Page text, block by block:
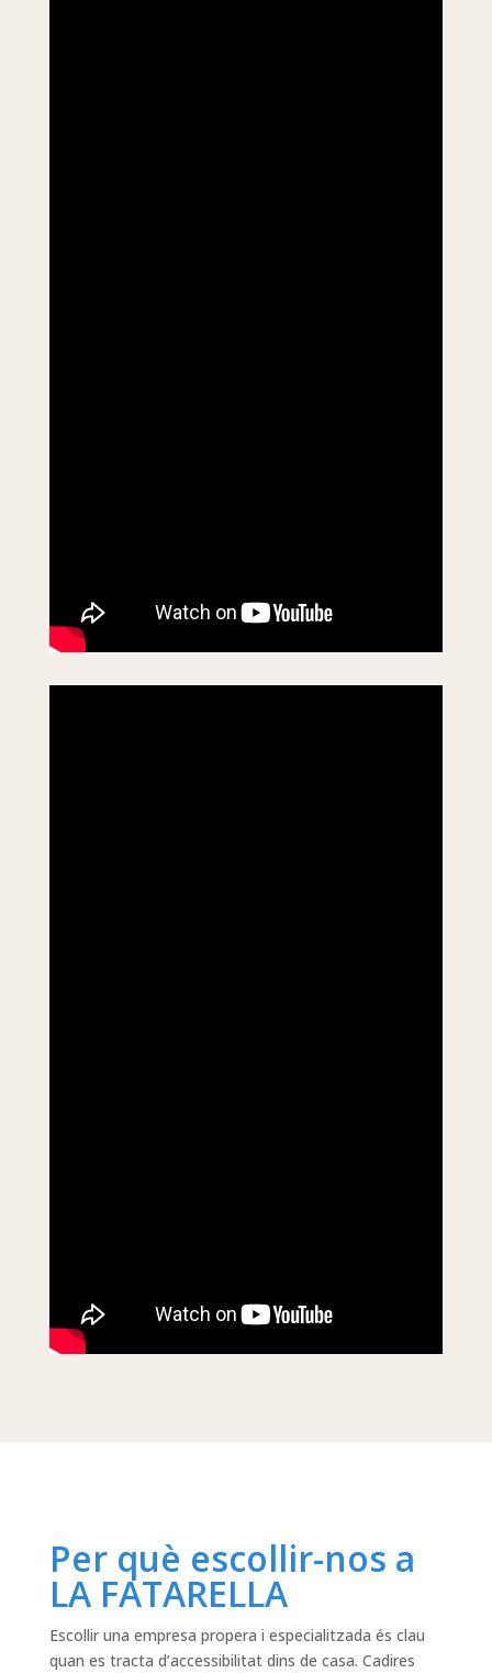
Per què escollir-nos a
LA FATARELLA
Escollir una empresa propera i especialitzada és clau
quan es tracta d’accessibilitat dins de casa. Cadires